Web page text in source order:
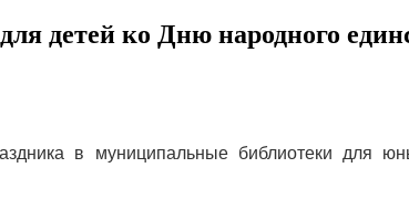
детей ко Дню народного
в муниципальные библиотеки для